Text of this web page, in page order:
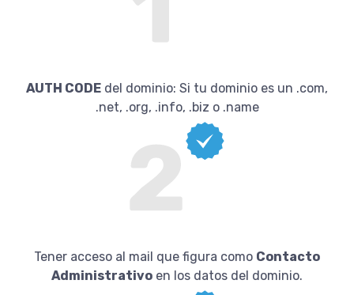
AUTH CODE del dominio: Si tu dominio es un .com,
.net, .org, .info, .biz o .name
Tener acceso al mail que figura como Contacto
Administrativo en los datos del dominio.